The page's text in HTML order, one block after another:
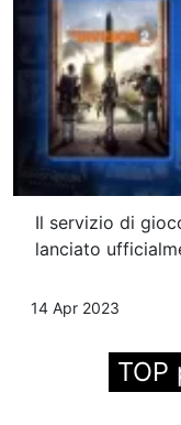
Il servizio di
lanciato
14 Apr 2023
TOP